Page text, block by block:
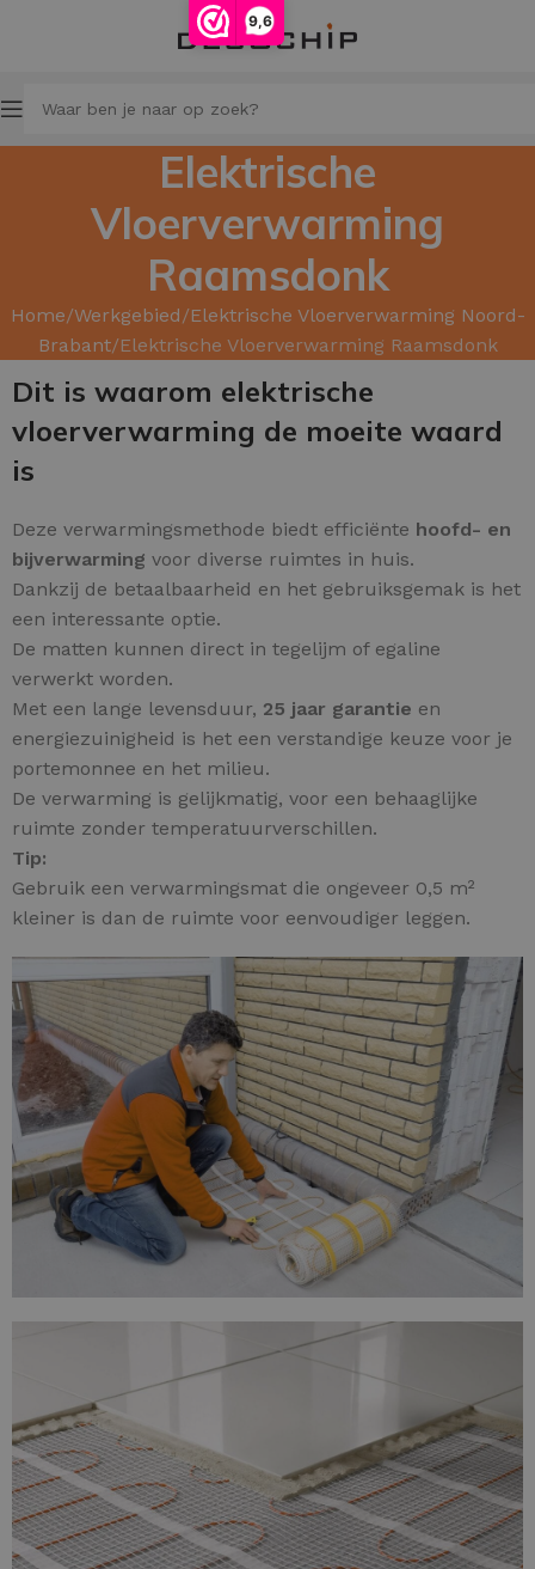
9,6
Elektrische
Vloerverwarming
Raamsdonk
Home Werkgebied Elektrische Vloerverwarming Noord-
Brabant Elektrische Vloerverwarming Raamsdonk
Dit is waarom elektrische
vloerverwarming de moeite waard
is
Deze verwarmingsmethode biedt efficiënte hoofd- en
bijverwarming voor diverse ruimtes in huis.
Dankzij de betaalbaarheid en het gebruiksgemak is het
een interessante optie.
De matten kunnen direct in tegelijm of egaline
verwerkt worden.
Met een lange levensduur, 25 jaar garantie en
energiezuinigheid is het een verstandige keuze voor je
portemonnee en het milieu.
De verwarming is gelijkmatig, voor een behaaglijke
ruimte zonder temperatuurverschillen.
Tip:
Gebruik een verwarmingsmat die ongeveer 0,5 m²
kleiner is dan de ruimte voor eenvoudiger leggen.